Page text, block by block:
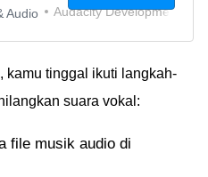
Audio Audacity Development
kamu tinggal ikuti langkah-
suara vokal:
file musik audio di